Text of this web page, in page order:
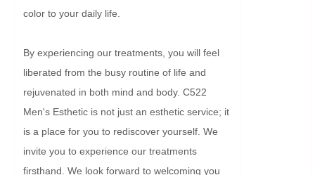
color to your daily life.
By experiencing our treatments, you will feel
liberated from the busy routine of life and
rejuvenated in both mind and body. C522
Men's Esthetic is not just an esthetic service; it
is a place for you to rediscover yourself. We
invite you to experience our treatments
firsthand. We look forward to welcoming you